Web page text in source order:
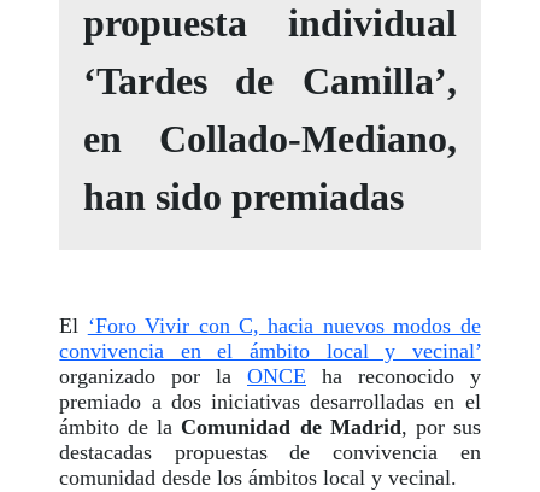
propuesta individual
‘Tardes de Camilla’,
en Collado-Mediano,
han sido premiadas
El ‘Foro Vivir con C, hacia nuevos modos de
convivencia en el ámbito local y vecinal’
organizado por la ONCE ha reconocido y
premiado a dos iniciativas desarrolladas en el
ámbito de la Comunidad de Madrid, por sus
destacadas propuestas de convivencia en
comunidad desde los ámbitos local y vecinal.